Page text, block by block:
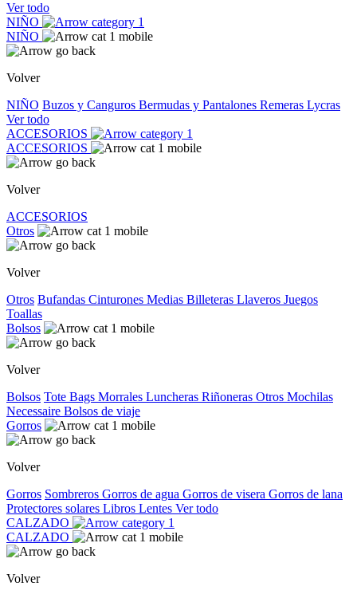
Ver todo
NIÑO
NIÑO
Volver
NIÑO Buzos y Canguros Bermudas y Pantalones Remeras Lycras
Ver todo
ACCESORIOS
ACCESORIOS
Volver
ACCESORIOS
Otros
Volver
Otros Bufandas Cinturones Medias Billeteras Llaveros Juegos
Toallas
Bolsos
Volver
Bolsos Tote Bags Morrales Luncheras Riñoneras Otros Mochilas
Necessaire Bolsos de viaje
Gorros
Volver
Gorros Sombreros Gorros de agua Gorros de visera Gorros de lana
Protectores solares Libros Lentes Ver todo
CALZADO
CALZADO
Volver